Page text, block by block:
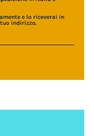
e lo riceverai in
indirizzo.